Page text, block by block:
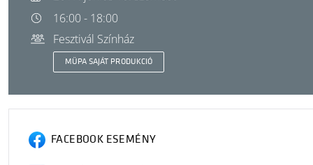
16:00 - 18:00
Fesztivál Színház
MÜPA SAJÁT PRODUKCIÓ
FACEBOOK ESEMÉNY